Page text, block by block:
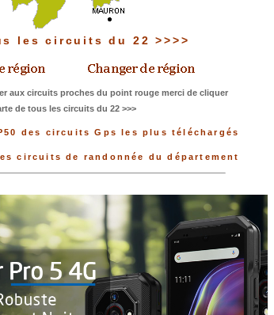
les circuits du 22 >>>>
aux circuits proches du point rouge merci de cliquer
de tous les circuits du 22 >>>
des circuits Gps les plus téléchargés
circuits de randonnée du département